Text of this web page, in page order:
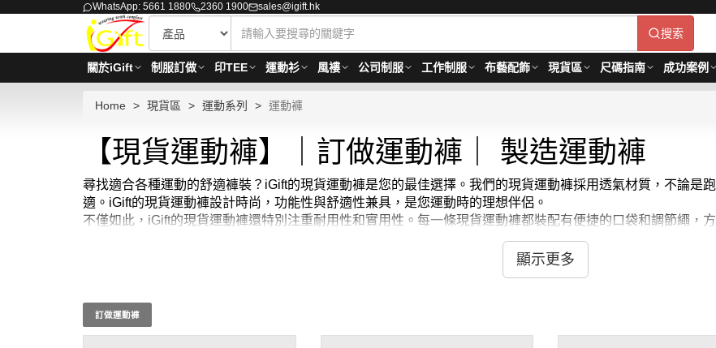
WhatsApp: 5661 1880 2360 1900 sales@igift.hk
搜索
關於iGift 制服訂做 印TEE 運動衫 風褸 公司制服 工作制服 布藝配飾 現貨區 尺碼指南 成功案例
Home 現貨區 運動系列 運動褲
【現貨運動褲】｜訂做運動褲｜ 製造運動褲
尋找適合各種運動的舒適褲裝？iGift的現貨運動褲是您的最佳選擇。我們的現貨運動褲採用透氣材質，不論是
適。iGift的現貨運動褲設計時尚，功能性與舒適性兼具，是您運動時的理想伴侶。
不僅如此，iGift的現貨運動褲還特別注重耐用性和實用性。每一條現貨運動褲都裝配有便捷的口袋和調節繩，
褲，無論是在健身房、室外跑步或是日常休閒，都能提供絕佳的支持和舒適。立即選購，讓iGift的現貨運動褲
顯示更多
訂做運動褲